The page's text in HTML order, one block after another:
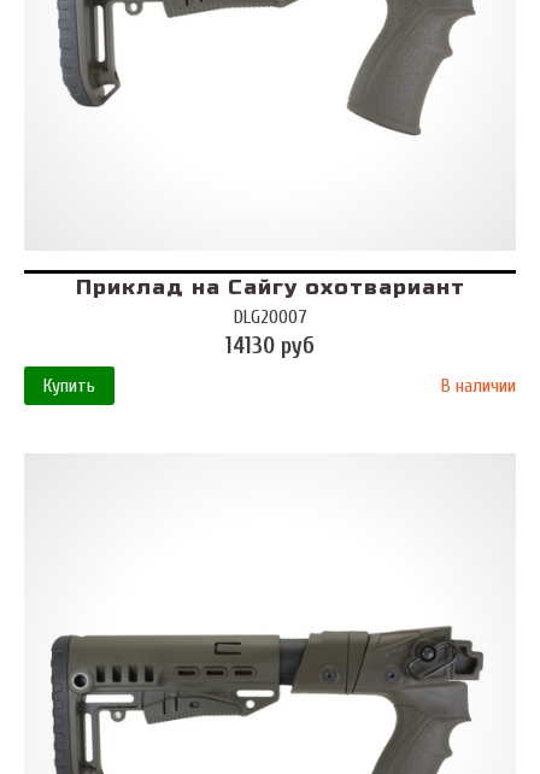
Приклад на Сайгу охотвариант
DLG20007
14130 руб
Купить В наличии